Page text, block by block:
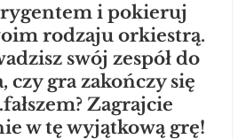
i pokieruj
rodzaju orkiestrą.
swój zespół do
czy gra zakończy się
Zagrajcie
w tę wyjątkową grę!